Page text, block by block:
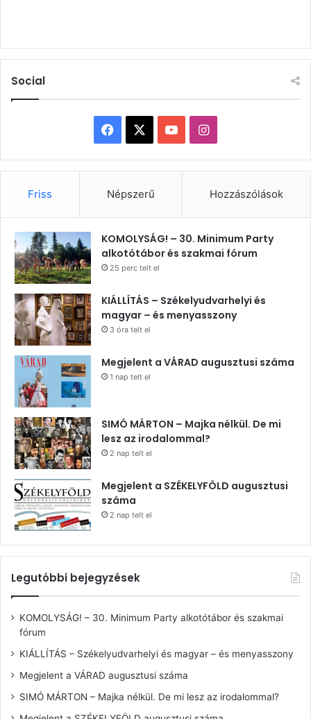
Social
Facebook YouTubeInstagram
Friss Népszerű Hozzászólások
KOMOLYSÁG! – 30. Minimum Party
alkotótábor és szakmai fórum
25 perc telt el
KIÁLLÍTÁS – Székelyudvarhelyi és
magyar – és menyasszony
3 óra telt el
Megjelent a VÁRAD augusztusi száma
1 nap telt el
SIMÓ MÁRTON – Majka nélkül. De mi
lesz az irodalommal?
2 nap telt el
Megjelent a SZÉKELYFÖLD augusztusi
száma
2 nap telt el
Legutóbbi bejegyzések
KOMOLYSÁG! – 30. Minimum Party alkotótábor és szakmai
fórum
KIÁLLÍTÁS – Székelyudvarhelyi és magyar – és menyasszony
Megjelent a VÁRAD augusztusi száma
SIMÓ MÁRTON – Majka nélkül. De mi lesz az irodalommal?